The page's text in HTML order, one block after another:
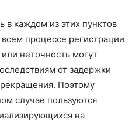
в каждом из этих пунктов
процессе регистрации
неточность могут
от задержки
Поэтому
случае пользуются
на